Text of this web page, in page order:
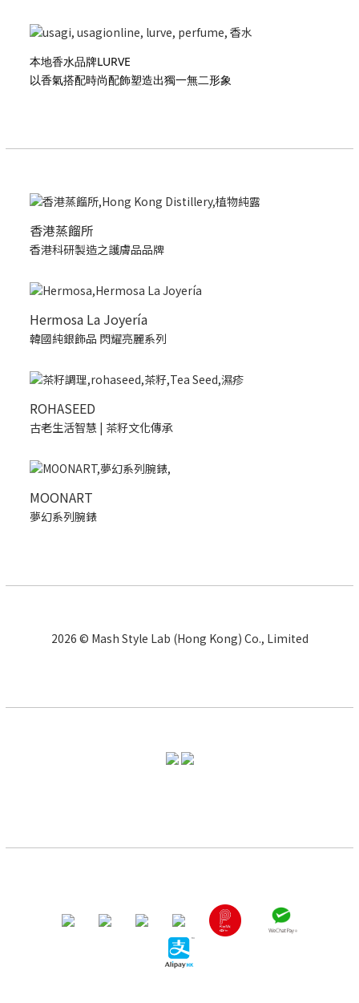
本地香水品牌LURVE
以香氣搭配時尚配飾塑造出獨一無二形象
香港蒸餾所
香港科研製造之護膚品品牌
Hermosa La Joyería
韓國純銀飾品 閃耀亮麗系列
ROHASEED
古老生活智慧 | 茶籽文化傳承
MOONART
夢幻系列腕錶
2026 © Mash Style Lab (Hong Kong) Co., Limited